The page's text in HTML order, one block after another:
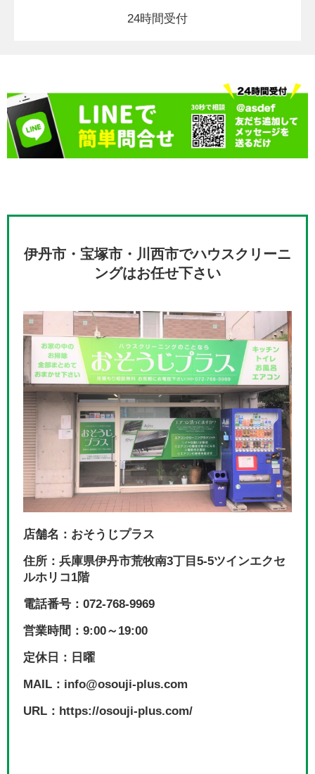
24時間受付
伊丹市・宝塚市・川西市でハウスクリーニ
ングはお任せ下さい
店舗名：おそうじプラス
住所：兵庫県伊丹市荒牧南3丁目5-5ツインエクセ
ルホリコ1階
電話番号：072-768-9969
営業時間：9:00～19:00
定休日：日曜
MAIL：info@osouji-plus.com
URL：https://osouji-plus.com/